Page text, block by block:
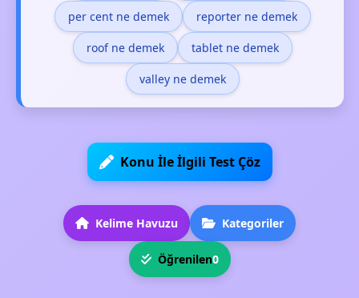
per cent ne demek reporter ne demek
roof ne demek tablet ne demek
valley ne demek
Konu İle İlgili Test Çöz
Kelime Havuzu Kategoriler
Öğrenilen0